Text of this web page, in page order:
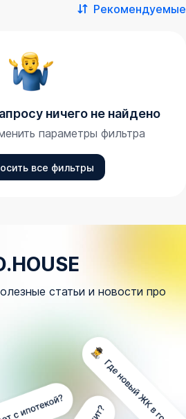
Рекомендуемые
ничего не найдено
параметры фильтра
все фильтры
статьи и новости про